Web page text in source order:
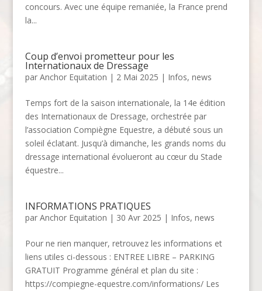
concours. Avec une équipe remaniée, la France prend
la...
Coup d’envoi prometteur pour les
Internationaux de Dressage
par Anchor Equitation | 2 Mai 2025 | Infos, news
Temps fort de la saison internationale, la 14e édition
des Internationaux de Dressage, orchestrée par
l’association Compiègne Equestre, a débuté sous un
soleil éclatant. Jusqu’à dimanche, les grands noms du
dressage international évolueront au cœur du Stade
équestre...
INFORMATIONS PRATIQUES
par Anchor Equitation | 30 Avr 2025 | Infos, news
Pour ne rien manquer, retrouvez les informations et
liens utiles ci-dessous : ENTREE LIBRE – PARKING
GRATUIT Programme général et plan du site :
https://compiegne-equestre.com/informations/ Les